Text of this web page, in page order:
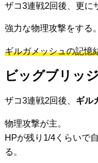
ザコ3連戦2回後、更に
強力な物理攻撃をする。
ギルガメッシュの記憶
ビッグブリッジ
ザコ3連戦2回後、 ギル
物理攻撃が主。
HPが残り1/4くらいで
る。